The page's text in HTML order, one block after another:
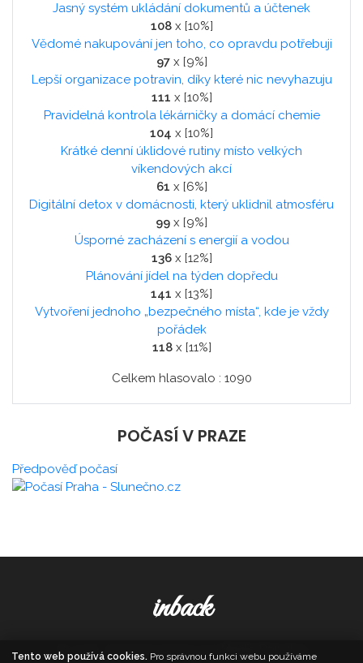
Jasný systém ukládání dokumentů a účtenek
108x [10%]
Vědomé nakupování jen toho, co opravdu potřebuji
97x [9%]
Lepší organizace potravin, díky které nic nevyhazuju
111 x [10%]
Pravidelná kontrola lékárničky a domácí chemie
104 x [10%]
Krátké denní úklidové rutiny místo velkých
víkendových akcí
61 x [6%]
Digitální detox v domácnosti, který uklidnil atmosféru
99 x [9%]
Úsporné zacházení s energií a vodou
136x [12%]
Plánování jídel na týden dopředu
141 x [13%]
Vytvoření jednoho „bezpečného místa“, kde je vždy
pořádek
118x [11%]
Celkem hlasovalo : 1090
POČASÍ V PRAZE
Předpověď počasí
inback
© 2026. All Rights Reserved, Media Populus
Tento web používá cookies. Pro správnou funkci webu používáme